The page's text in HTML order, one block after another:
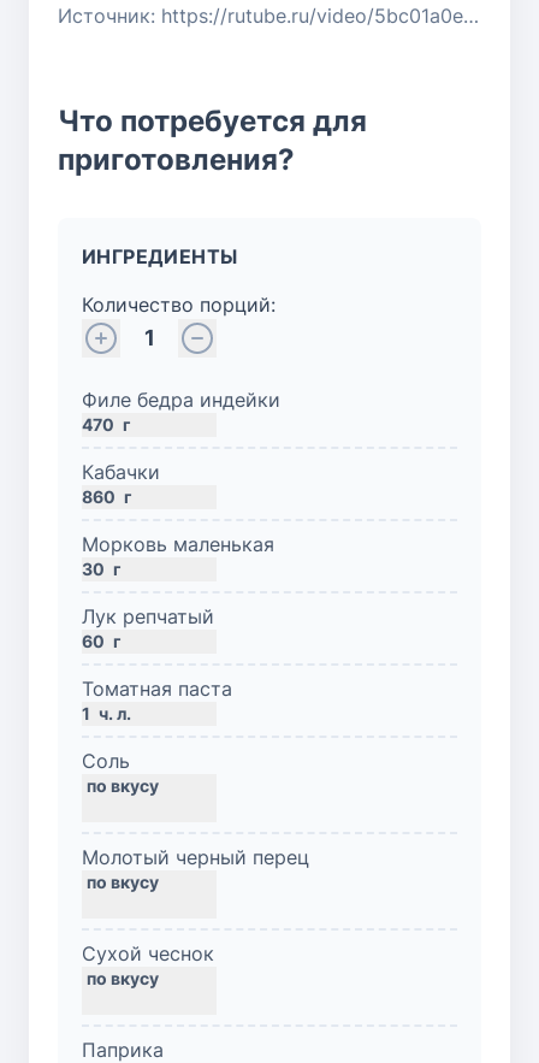
Источник: https://rutube.ru/video/5bc01a0ea10b4683ace07e18c1462b62/
Что потребуется для
приготовления?
ИНГРЕДИЕНТЫ
Количество порций:
1
Филе бедра индейки
470 г
Кабачки
860 г
Морковь маленькая
30 г
Лук репчатый
60 г
Томатная паста
1 ч. л.
Соль
Молотый черный перец
Сухой чеснок
Паприка